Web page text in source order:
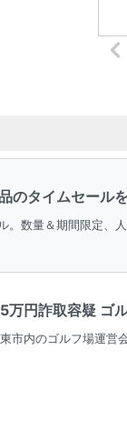
のタイムセール
。数量＆期間限定、
万円詐取容疑 ゴ
市内のゴルフ場運営